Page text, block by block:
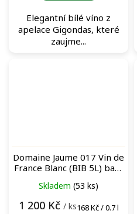
Elegantní bílé víno z
apelace Gigondas, které
zaujme...
Domaine Jaume 017 Vin de
France Blanc (BIB 5L) bag-
Skladem (53 ks)
1 200 Kč / ksMěrná
168 Kč / 0.7 l